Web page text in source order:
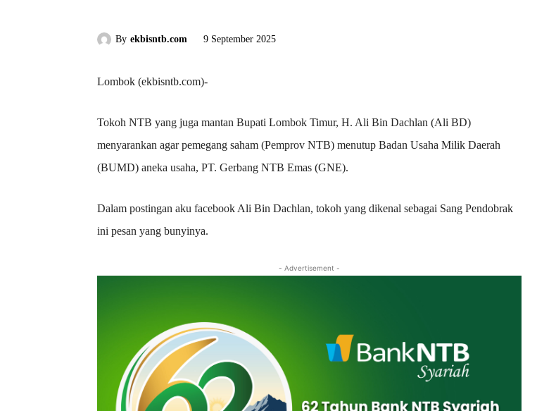
By ekbisntb.com 9 September 2025
Lombok (ekbisntb.com)-
Tokoh NTB yang juga mantan Bupati Lombok Timur, H. Ali Bin Dachlan (Ali BD)
menyarankan agar pemegang saham (Pemprov NTB) menutup Badan Usaha Milik Daerah
(BUMD) aneka usaha, PT. Gerbang NTB Emas (GNE).
Dalam postingan aku facebook Ali Bin Dachlan, tokoh yang dikenal sebagai Sang Pendobrak
ini pesan yang bunyinya.
- Advertisement -